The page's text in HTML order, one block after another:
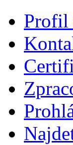
Profil